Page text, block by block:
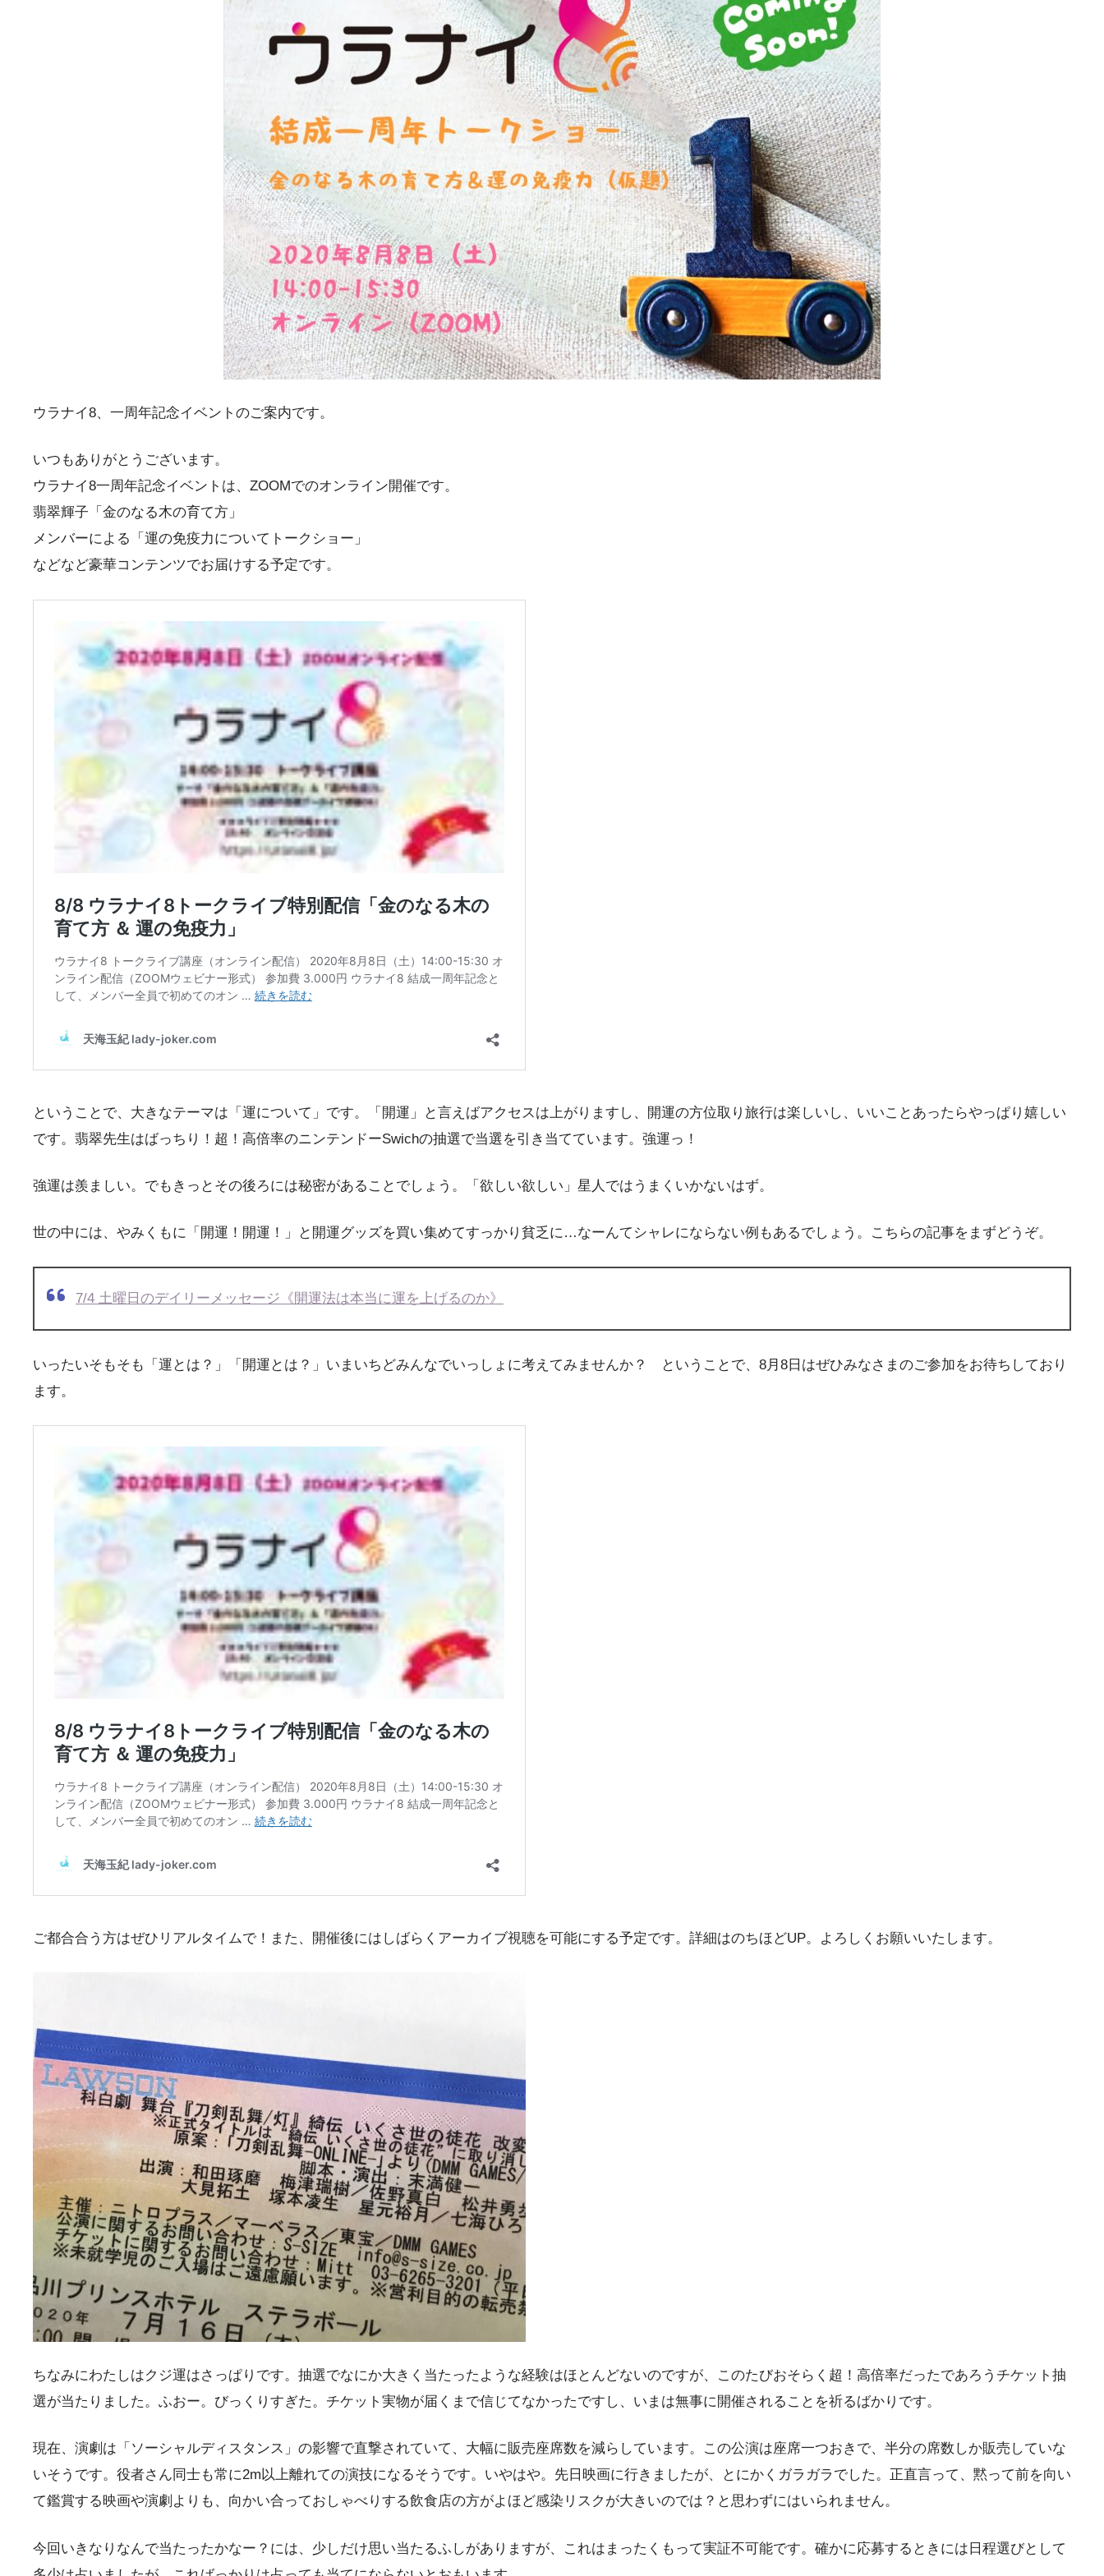
ウラナイ8、一周年記念イベントのご案内です。
いつもありがとうございます。
ウラナイ8一周年記念イベントは、ZOOMでのオンライン開催です。
翡翠輝子「金のなる木の育て方」
メンバーによる「運の免疫力についてトークショー」
などなど豪華コンテンツでお届けする予定です。
ということで、大きなテーマは「運について」です。「開運」と言えばアクセスは上がりますし、開運の方位取り旅行は楽しいし、いいことあったらやっぱり嬉しい
です。翡翠先生はばっちり！超！高倍率のニンテンドーSwichの抽選で当選を引き当てています。強運っ！
強運は羨ましい。でもきっとその後ろには秘密があることでしょう。「欲しい欲しい」星人ではうまくいかないはず。
世の中には、やみくもに「開運！開運！」と開運グッズを買い集めてすっかり貧乏に…なーんてシャレにならない例もあるでしょう。こちらの記事をまずどうぞ。
7/4 土曜日のデイリーメッセージ《開運法は本当に運を上げるのか》
いったいそもそも「運とは？」「開運とは？」いまいちどみんなでいっしょに考えてみませんか？ ということで、8月8日はぜひみなさまのご参加をお待ちしており
ます。
ご都合合う方はぜひリアルタイムで！また、開催後にはしばらくアーカイブ視聴を可能にする予定です。詳細はのちほどUP。よろしくお願いいたします。
ちなみにわたしはクジ運はさっぱりです。抽選でなにか大きく当たったような経験はほとんどないのですが、このたびおそらく超！高倍率だったであろうチケット抽
選が当たりました。ふおー。びっくりすぎた。チケット実物が届くまで信じてなかったですし、いまは無事に開催されることを祈るばかりです。
現在、演劇は「ソーシャルディスタンス」の影響で直撃されていて、大幅に販売座席数を減らしています。この公演は座席一つおきで、半分の席数しか販売していな
いそうです。役者さん同士も常に2m以上離れての演技になるそうです。いやはや。先日映画に行きましたが、とにかくガラガラでした。正直言って、黙って前を向い
て鑑賞する映画や演劇よりも、向かい合っておしゃべりする飲食店の方がよほど感染リスクが大きいのでは？と思わずにはいられません。
今回いきなりなんで当たったかなー？には、少しだけ思い当たるふしがありますが、これはまったくもって実証不可能です。確かに応募するときには日程選びとして